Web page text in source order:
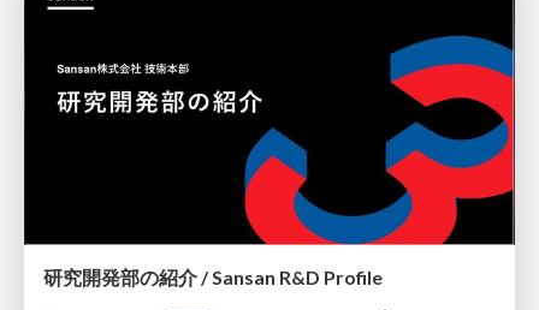
研究開発部の紹介 / Sansan R&D Profile